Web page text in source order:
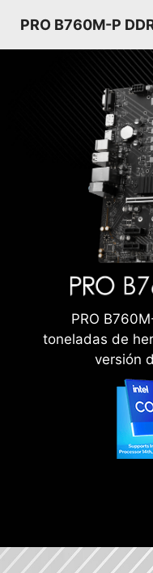
PRO B760M-P
PRO
toneladas de
versión